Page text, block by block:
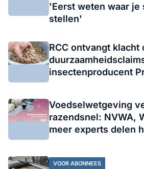
'Eerst weten waar je
stellen'
RCC ontvangt
insectenproducent
Voedselwetgeving
razendsnel: NVWA,
meer experts delen
VOOR ABONNEES